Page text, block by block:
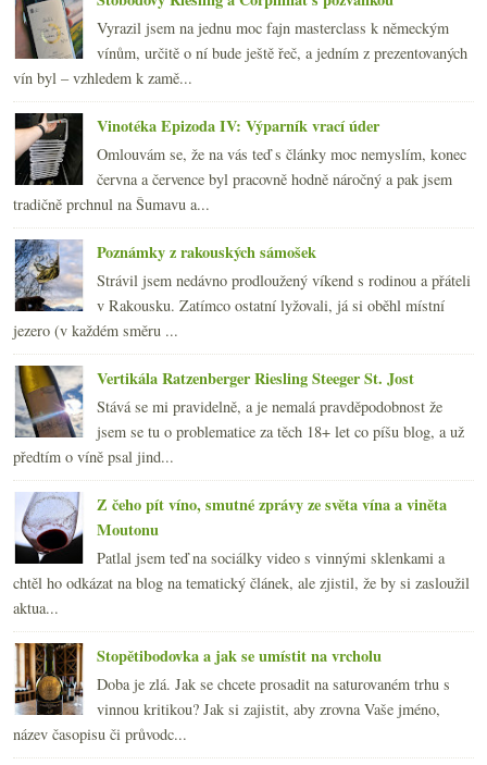
Vyrazil jsem na jednu moc fajn masterclass k německým
vínům, určitě o ní bude ještě řeč, a jedním z prezentovaných
vín byl – vzhledem k zamě...
Vinotéka Epizoda IV: Výparník vrací úder
Omlouvám se, že na vás teď s články moc nemyslím, konec
června a července byl pracovně hodně náročný a pak jsem
tradičně prchnul na Šumavu a...
Poznámky z rakouských sámošek
Strávil jsem nedávno prodloužený víkend s rodinou a přáteli
v Rakousku. Zatímco ostatní lyžovali, já si oběhl místní
jezero (v každém směru ...
Vertikála Ratzenberger Riesling Steeger St. Jost
Stává se mi pravidelně, a je nemalá pravděpodobnost že
jsem se tu o problematice za těch 18+ let co píšu blog, a už
předtím o víně psal jind...
Z čeho pít víno, smutné zprávy ze světa vína a viněta
Moutonu
Patlal jsem teď na sociálky video s vinnými sklenkami a
chtěl ho odkázat na blog na tematický článek, ale zjistil, že by si zasloužil
aktua...
Stopětibodovka a jak se umístit na vrcholu
Doba je zlá. Jak se chcete prosadit na saturovaném trhu s
vinnou kritikou? Jak si zajistit, aby zrovna Vaše jméno,
název časopisu či průvodc...